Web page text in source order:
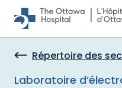
Skip to main content
Répertoire des
Laboratoire